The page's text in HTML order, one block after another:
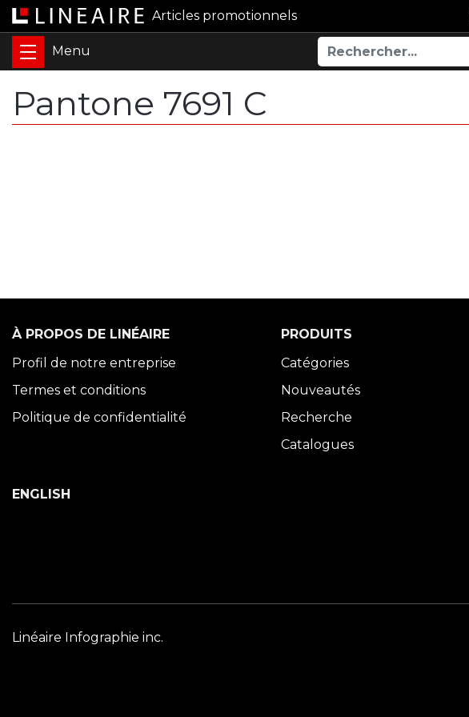
Articles promotionnels
Pantone 7691 C
À PROPOS DE LINÉAIRE
Profil de notre entreprise
Termes et conditions
Politique de confidentialité
PRODUITS
Catégories
Nouveautés
Recherche
Catalogues
ENGLISH
Linéaire Infographie inc.